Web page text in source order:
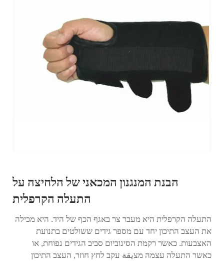
הבנת המנגנון המכאני של הלחיצה על
התעלה הקרפלית
התעלה הקרפלית היא מעבר צר באגף הכף של היד. היא מכילה
את העצב התיכון יחד עם מספר גידים ששולטים בתנועת
האצבעות. כאשר רקמת הסינוביום סביב הגידים נפוחת, או
כאשר התעלה עצמה מצيقة עקב לחץ חוזר, העצב התיכון